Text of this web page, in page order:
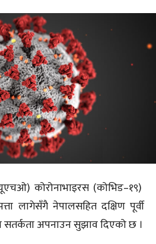
कोरोनाभाइरस (कोभिड–१९)
लागेसँगै नेपालसहित दक्षिण पूर्वी
अपनाउन सुझाव दिएको छ ।